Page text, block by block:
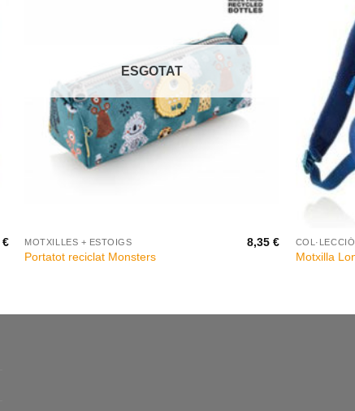
€
ESGOTAT
MOTXILLES + ESTOIGS
Portatot reciclat Monsters
8,35€
Motxilla